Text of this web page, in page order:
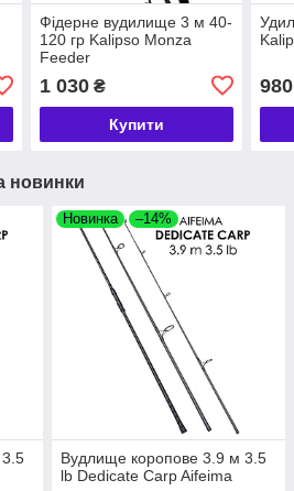
Фідерне вудилище 3 м 40-
120 гр Kalipso Monza
Feeder
1 030₴
Купити
980
новинки
Новинка –14%
Вудлище коропове 3.9 м 3.5
lb Dedicate Carp Aifeima